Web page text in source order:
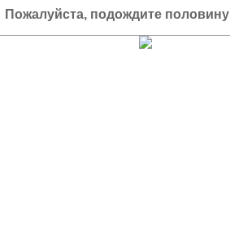
Пожалуйста, подождите